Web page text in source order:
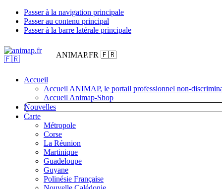
Passer à la navigation principale
Passer au contenu principal
Passer à la barre latérale principale
ANIMAP.FR 🇫🇷
Accueil
Accueil ANIMAP, le portail professionnel non-
Accueil Animap-Shop
Nouvelles
Carte
Métropole
Corse
La Réunion
Martinique
Guadeloupe
Guyane
Polinésie Française